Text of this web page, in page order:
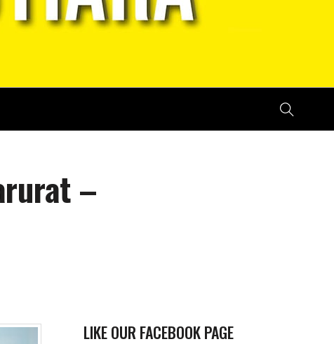
–
LIKE OUR FACEBOOK PAGE